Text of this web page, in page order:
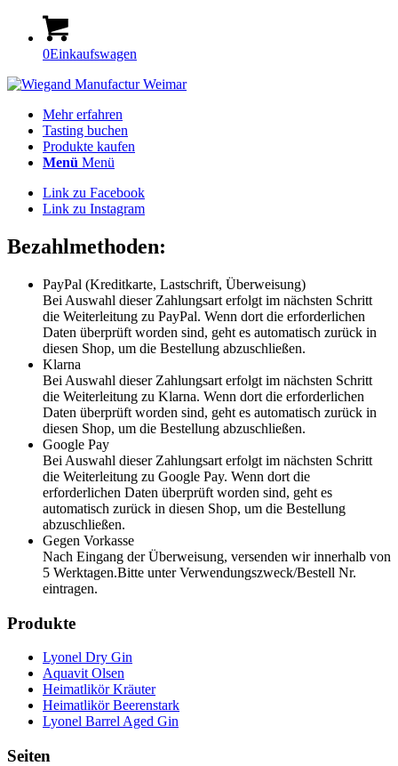
0Einkaufswagen
Mehr erfahren
Tasting buchen
Produkte kaufen
Menü Menü
Link zu Facebook
Link zu Instagram
Bezahlmethoden:
PayPal (Kreditkarte, Lastschrift, Überweisung)
Bei Auswahl dieser Zahlungsart erfolgt im nächsten Schritt
die Weiterleitung zu PayPal. Wenn dort die erforderlichen
Daten überprüft worden sind, geht es automatisch zurück in
diesen Shop, um die Bestellung abzuschließen.
Klarna
Bei Auswahl dieser Zahlungsart erfolgt im nächsten Schritt
die Weiterleitung zu Klarna. Wenn dort die erforderlichen
Daten überprüft worden sind, geht es automatisch zurück in
diesen Shop, um die Bestellung abzuschließen.
Google Pay
Bei Auswahl dieser Zahlungsart erfolgt im nächsten Schritt
die Weiterleitung zu Google Pay. Wenn dort die
erforderlichen Daten überprüft worden sind, geht es
automatisch zurück in diesen Shop, um die Bestellung
abzuschließen.
Gegen Vorkasse
Nach Eingang der Überweisung, versenden wir innerhalb von
5 Werktagen.Bitte unter Verwendungszweck/Bestell Nr.
eintragen.
Produkte
Lyonel Dry Gin
Aquavit Olsen
Heimatlikör Kräuter
Heimatlikör Beerenstark
Lyonel Barrel Aged Gin
Seiten